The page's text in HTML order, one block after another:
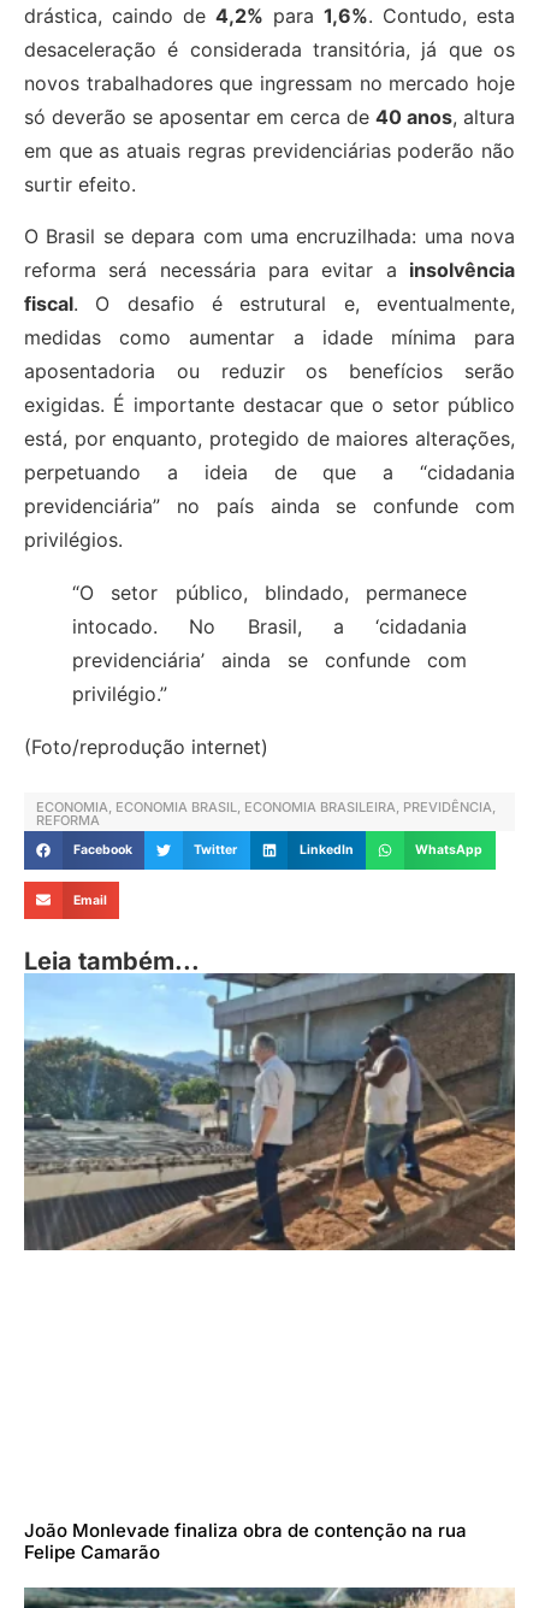
drástica, caindo de 4,2% para 1,6%. Contudo, esta
desaceleração é considerada transitória, já que os
novos trabalhadores que ingressam no mercado hoje
só deverão se aposentar em cerca de 40 anos, altura
em que as atuais regras previdenciárias poderão não
surtir efeito.
O Brasil se depara com uma encruzilhada: uma nova
reforma será necessária para evitar a insolvência
fiscal. O desafio é estrutural e, eventualmente,
medidas como aumentar a idade mínima para
aposentadoria ou reduzir os benefícios serão
exigidas. É importante destacar que o setor público
está, por enquanto, protegido de maiores alterações,
perpetuando a ideia de que a “cidadania
previdenciária” no país ainda se confunde com
privilégios.
“O setor público, blindado, permanece
intocado. No Brasil, a ‘cidadania
previdenciária’ ainda se confunde com
privilégio.”
(Foto/reprodução internet)
ECONOMIA, ECONOMIA BRASIL, ECONOMIA BRASILEIRA, PREVIDÊNCIA,
REFORMA
Facebook Twitter LinkedIn WhatsApp
Email
Leia também...
João Monlevade finaliza obra de contenção na rua
Felipe Camarão